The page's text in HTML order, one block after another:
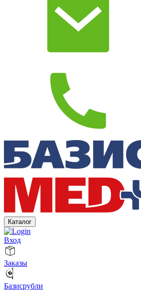
Каталог
Вход
Заказы
Базисрубли